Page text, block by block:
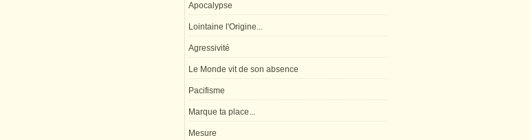
Apocalypse
Lointaine l'Origine...
Agressivité
Le Monde vit de son absence
Pacifisme
Marque ta place...
Mesure